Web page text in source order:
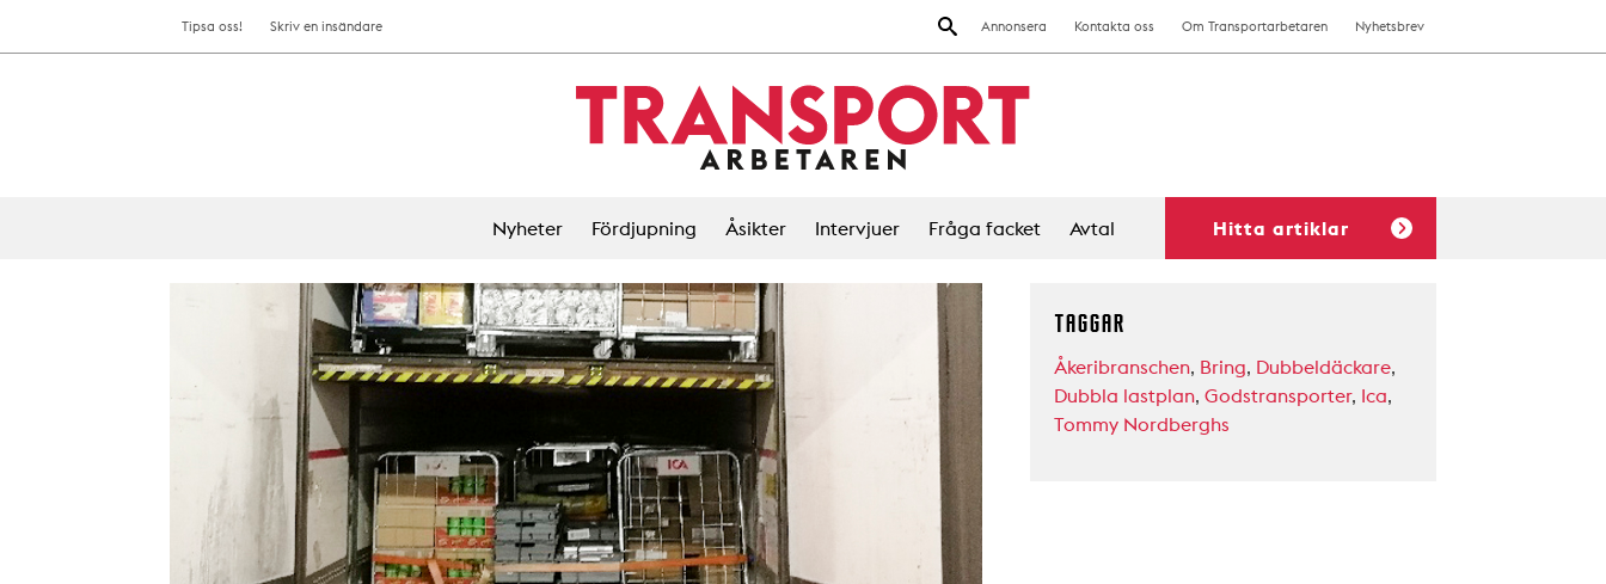
Annonsera Kontakta oss Om Transportarbetaren Nyhetsbrev
Tipsa oss! Skriv en insändare
Nyheter Fördjupning Åsikter Intervjuer Fråga facket Avtal Hitta artiklar
TAGGAR
Åkeribranschen, Bring, Dubbeldäckare,
Dubbla lastplan, Godstransporter, Ica,
Tommy Nordberghs